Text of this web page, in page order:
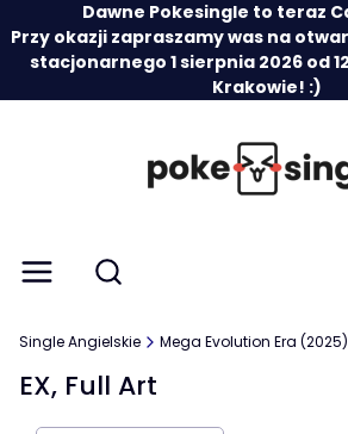
Dawne Pokesingle to teraz
Przy okazji zapraszamy was na
stacjonarnego 1 sierpnia 2026 od
Krakowie! :)
Menu Otwórz wyszukiwarkę
Szukaj
Single Angielskie Mega Evolution Era (2025)
EX, Full Art